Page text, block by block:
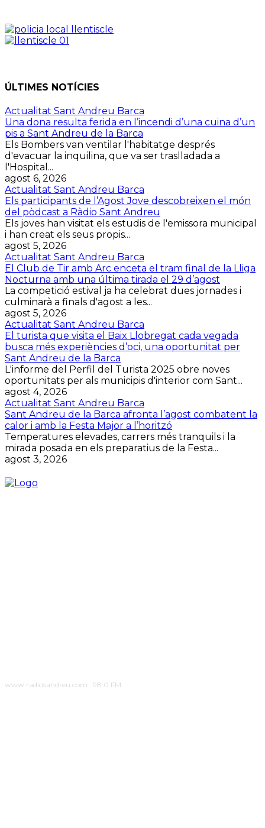
ÚLTIMES NOTÍCIES
Actualitat Sant Andreu Barca
Una dona resulta ferida en l’incendi d’una cuina d’un
pis a Sant Andreu de la Barca
Els Bombers van ventilar l'habitatge després
d'evacuar la inquilina, que va ser traslladada a
l'Hospital...
agost 6, 2026
Actualitat Sant Andreu Barca
Els participants de l’Agost Jove descobreixen el món
del pòdcast a Ràdio Sant Andreu
Els joves han visitat els estudis de l'emissora municipal
i han creat els seus propis...
agost 5, 2026
Actualitat Sant Andreu Barca
El Club de Tir amb Arc enceta el tram final de la Lliga
Nocturna amb una última tirada el 29 d’agost
La competició estival ja ha celebrat dues jornades i
culminarà a finals d'agost a les...
agost 5, 2026
Actualitat Sant Andreu Barca
El turista que visita el Baix Llobregat cada vegada
busca més experiències d’oci, una oportunitat per
Sant Andreu de la Barca
L'informe del Perfil del Turista 2025 obre noves
oportunitats per als municipis d'interior com Sant...
agost 4, 2026
Actualitat Sant Andreu Barca
Sant Andreu de la Barca afronta l’agost combatent la
calor i amb la Festa Major a l’horitzó
Temperatures elevades, carrers més tranquils i la
mirada posada en els preparatius de la Festa...
agost 3, 2026
www.radiosandreu.com · 98.0 FM